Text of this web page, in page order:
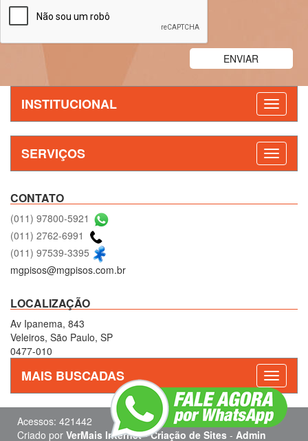
INSTITUCIONAL
SERVIÇOS
CONTATO
(011) 97800-5921
(011) 2762-6991
(011) 97539-3395
mgpisos@mgpisos.com.br
LOCALIZAÇÃO
Av Ipanema, 843
Veleiros, São Paulo, SP
0477-010
MAIS BUSCADAS
Acessos: 421442
Criado por VerMais Internet-Criação de Sites - Admin